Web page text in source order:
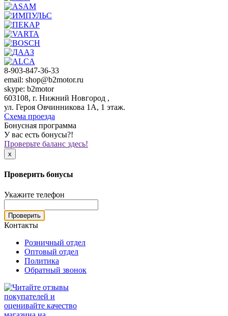
8-903-847-36-33
email: shop@b2motor.ru
skype: b2motor
603108, г. Нижний Новгород ,
ул. Героя Овчинникова 1А, 1 этаж.
Схема проезда
Бонусная программа
У вас есть бонусы?!
Проверьте баланс здесь!
x
Проверить бонусы
Укажите телефон
Проверить
Контакты
Розничный отдел
Оптовый отдел
Политика
Обратный звонок